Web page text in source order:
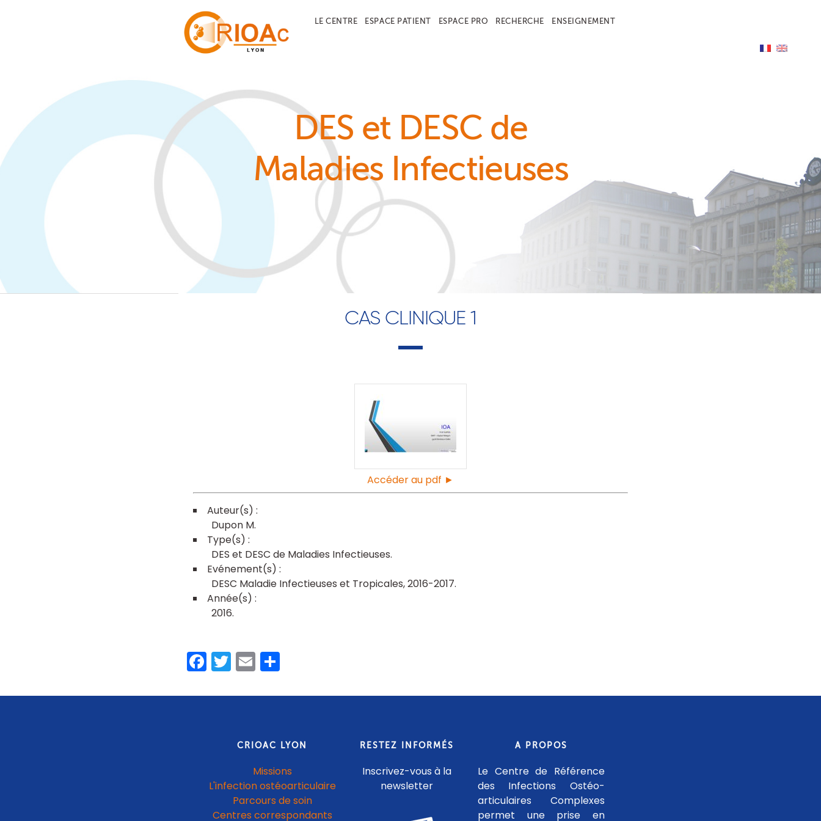
LE CENTRE ESPACE PATIENT ESPACE PRO RECHERCHE ENSEIGNEMENT
DES et DESC de
Maladies Infectieuses
CAS CLINIQUE 1
Accéder au pdf ►
Dupon M
DES et DESC de Maladies Infectieuses
DESC Maladie Infectieuses et Tropicales, 2016-2017
2016
Facebook
Twitter
Email
CRIOAC LYON
Missions
L'infection ostéoarticulaire
Parcours de soin
Centres correspondants
RESTEZ INFORMÉS
Inscrivez-vous à la
newsletter
A PROPOS
Le Centre de Référence
des Infections Ostéo-
articulaires Complexes
permet une prise en